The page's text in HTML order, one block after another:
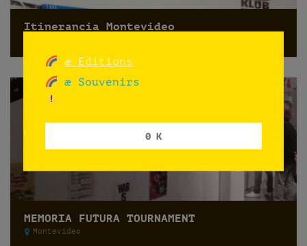
Itinerancia Montevideo
MEMORIA FUTURA TOURNAMENT
Montevideo
æ Editions
æ Souvenirs
0 K